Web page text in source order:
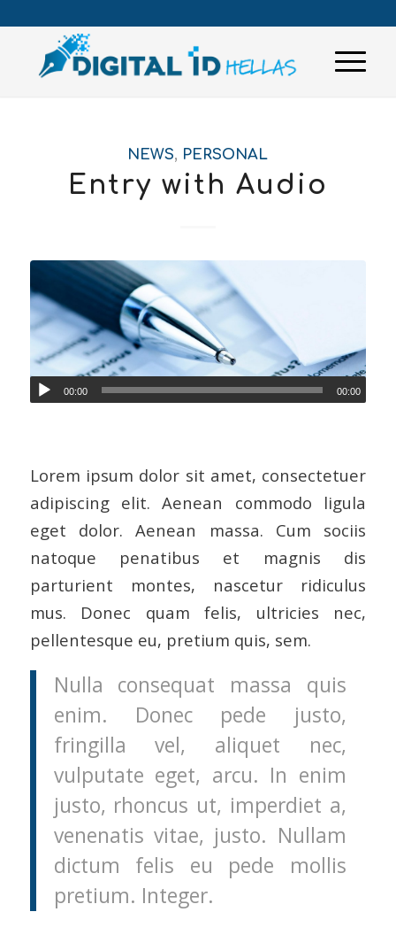
NEWS, PERSONAL
Entry with Audio
00:00 00:00
Lorem ipsum dolor sit amet, consectetuer
adipiscing elit. Aenean commodo ligula
eget dolor. Aenean massa. Cum sociis
natoque penatibus et magnis dis
parturient montes, nascetur ridiculus
mus. Donec quam felis, ultricies nec,
pellentesque eu, pretium quis, sem.
Nulla consequat massa quis
enim. Donec pede justo,
fringilla vel, aliquet nec,
vulputate eget, arcu. In enim
justo, rhoncus ut, imperdiet a,
venenatis vitae, justo. Nullam
dictum felis eu pede mollis
pretium. Integer.